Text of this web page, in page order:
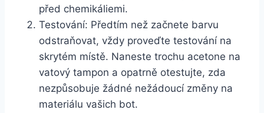
před chemikáliemi.
Testování: Předtím než začnete barvu
odstraňovat, vždy proveďte testování na
skrytém⁣ místě.‍ Naneste trochu acetone ‍na
vatový tampon a opatrně otestujte, ​zda
⁤nezpůsobuje žádné nežádoucí změny⁢ na
materiálu vašich bot.